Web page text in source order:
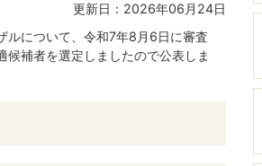
更新日：2026年06月24日
ルについて、令和7年8月6日に審査
候補者を選定しましたので公表しま